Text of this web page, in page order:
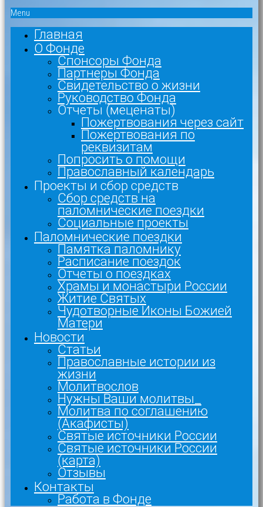
Menu
Главная
О Фонде
Спонсоры Фонда
Партнеры Фонда
Свидетельство о жизни
Руководство Фонда
Отчеты (меценаты)
Пожертвования через сайт
Пожертвования по
реквизитам
Попросить о помощи
Православный календарь
Проекты и сбор средств
Сбор средств на
паломнические поездки
Социальные проекты
Паломнические поездки
Памятка паломнику
Расписание поездок
Отчеты о поездках
Храмы и монастыри России
Житие Святых
Чудотворные Иконы Божией
Матери
Новости
Статьи
Православные истории из
жизни
Молитвослов
Нужны Ваши молитвы_
Молитва по соглашению
(Акафисты)
Святые источники России
Святые источники России
(карта)
Отзывы
Контакты
Работа в Фонде